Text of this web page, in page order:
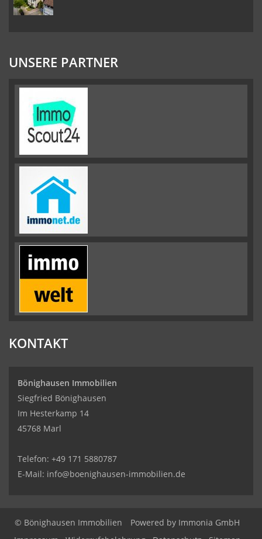
UNSERE PARTNER
KONTAKT
Bönighausen Immobilien
Siegfried Bönighausen
Im Hesterkamp 14
45768 Marl
Telefon: +49 171 5880787
E-Mail: info@boenighausen-immobilien.de
© Bönighausen Immobilien
Powered by Immonia GmbH